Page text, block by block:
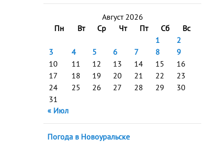
Август 2026
Пн
Вт Ср Чт Пт Сб
Вс
1
2
3
4 5 6 7 8
9
10
11 12 13 14 15
16
17
18 19 20 21 22
23
24
25 26 27 28 29
30
31
« Июл
Погода в Новоуральске